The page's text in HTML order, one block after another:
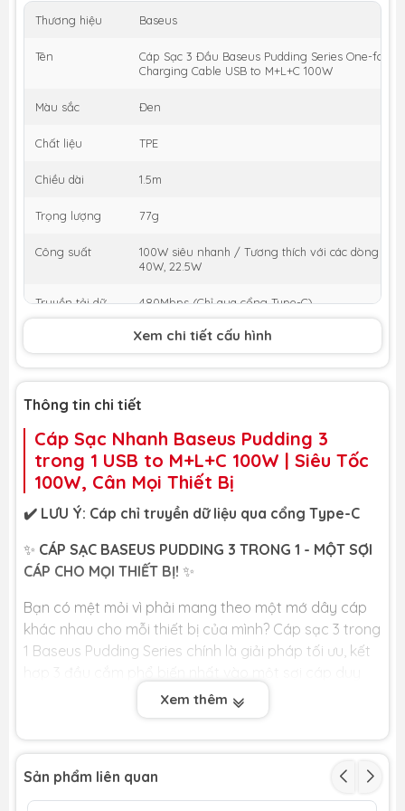
Thương hiệu Baseus
Tên
Cáp Sạc 3 Đầu Baseus Pudding Series One-for-
Charging Cable USB to M+L+C 100W
Màu sắc Đen
Chất liệu TPE
Chiều dài 1.5m
Trọng lượng 77g
Công suất
100W siêu nhanh / Tương thích với các dòng
40W, 22.5W
Truyền tải dữ
liệu
480Mbps (Chỉ qua cổng Type-C)
Input / Output USB / Type-C, iP, Micro
Xem chi tiết cấu hình
Thông tin chi tiết
Cáp Sạc Nhanh Baseus Pudding 3
trong 1 USB to M+L+C 100W | Siêu Tốc
100W, Cân Mọi Thiết Bị
✔️ LƯU Ý: Cáp chỉ truyền dữ liệu qua cổng Type-C
✨ CÁP SẠC BASEUS PUDDING 3 TRONG 1 - MỘT SỢI
CÁP CHO MỌI THIẾT BỊ! ✨
Bạn có mệt mỏi vì phải mang theo một mớ dây cáp
khác nhau cho mỗi thiết bị của mình? Cáp sạc 3 trong
1 Baseus Pudding Series chính là giải pháp tối ưu, kết
nhất, với sức mạnh sạc siêu nhanh lên đến 100W.
🔌THIẾT KẾ 3 TRONG 1 SIÊU TIỆN LỢI:
Đây là
sợi cáp duy nhất bạn cần mang theo. Sản phẩm
Xem thêm
Sản phẩm liên quan